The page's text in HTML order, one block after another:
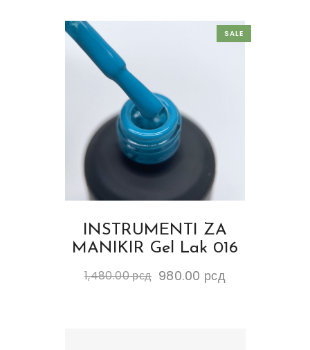
SALE
INSTRUMENTI ZA
MANIKIR Gel Lak 016
1,480.00рсд 980.00 рсд